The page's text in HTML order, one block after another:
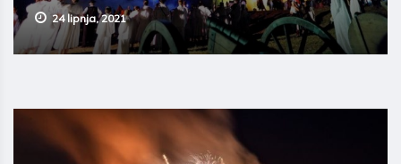
24 lipnja, 2021